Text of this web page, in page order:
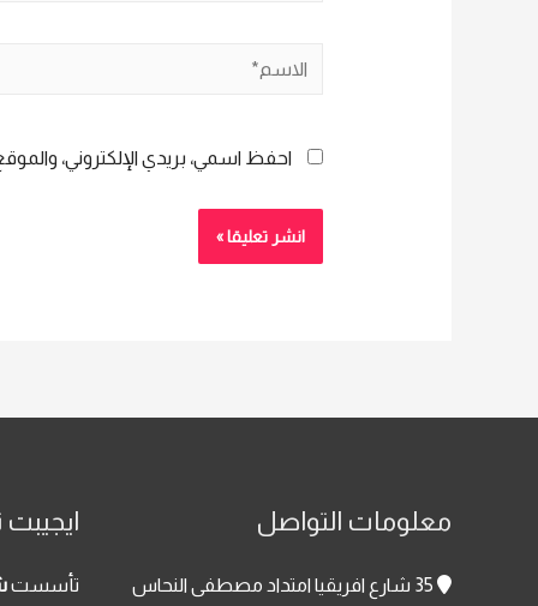
الاسم*
احفظ اسمي، بريدي الإلكتروني،
معلومات التواصل
35 شارع افريقيا امتداد مصطفى النحاس
ايجيبت
تأسست